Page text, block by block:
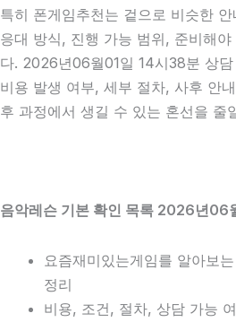
특히 폰게임추천는 겉으로 비슷한
응대 방식, 진행 가능 범위, 준비해
다. 2026년06월01일 14시38분 상
비용 발생 여부, 세부 절차, 사후 안
후 과정에서 생길 수 있는 혼선을 줄
음악레슨 기본 확인 목록 2026년06
요즘재미있는게임를 알아보
정리
비용, 조건, 절차, 상담 가능